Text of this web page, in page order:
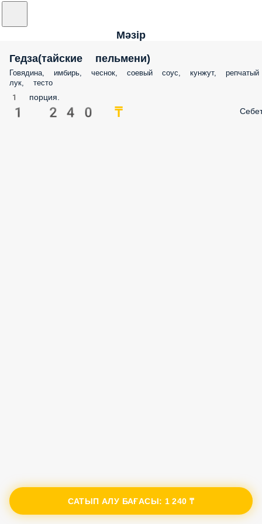
Мәзір
Гедза(тайские пельмени)
Говядина, имбирь, чеснок, соевый соус, кунжут, репчатый
лук, тесто
1 порция.
1 240 ₸
САТЫП АЛУ БАҒАСЫ: 1 240 ₸